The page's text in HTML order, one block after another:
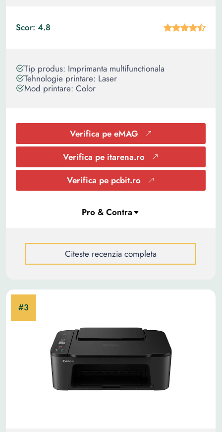
Scor: 4.8
Tip produs: Imprimanta multifunctionala
Tehnologie printare: Laser
Mod printare: Color
Verifica pe eMAG
Verifica pe itarena.ro
Verifica pe pcbit.ro
Citeste recenzia completa